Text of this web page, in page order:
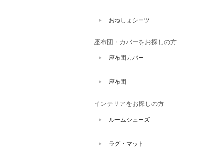
おねしょシーツ
座布団・カバーをお探しの方
座布団カバー
座布団
インテリアをお探しの方
ルームシューズ
ラグ・マット